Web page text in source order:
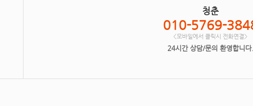
청춘
010-5769-
<모바일에서 클릭시 전화연결>
24시간 상담/문의 환영합니다.